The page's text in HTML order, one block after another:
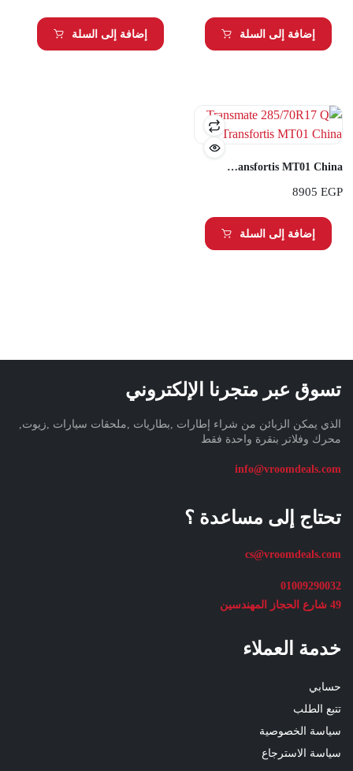
إضافة إلى السلة إضافة إلى السلة
Transmate 285/70R17 Q Transfortis MT01 China
8905 EGP
إضافة إلى السلة
تسوق عبر متجرنا الإلكتروني
الذي يمكن الزبائن من شراء إطارات ,بطاريات ,ملحقات سيارات ,زيوت,
محرك وفلاتر بنقرة واحدة فقط
info@vroomdeals.com
تحتاج إلى مساعدة ؟
cs@vroomdeals.com
01009290032
49 شارع الحجاز المهندسين
خدمة العملاء
حسابي
تتبع الطلب
سياسة الخصوصية
سياسة الاسترجاع